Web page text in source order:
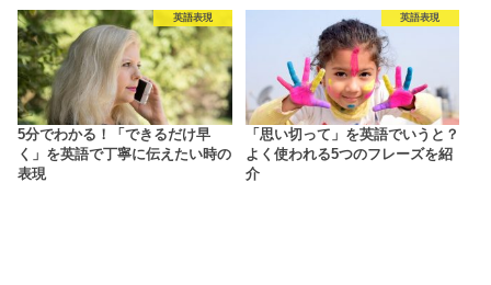
英語表現
5分でわかる！「できるだけ早
く」を英語で丁寧に伝えたい時の
表現
英語表現
「思い切って」を英語でいうと？
よく使われる5つのフレーズを紹
介